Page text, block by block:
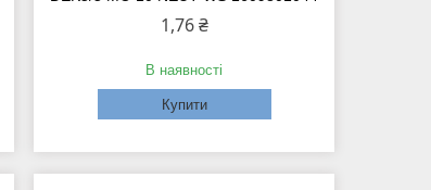
1,76 ₴
В наявності
Купити